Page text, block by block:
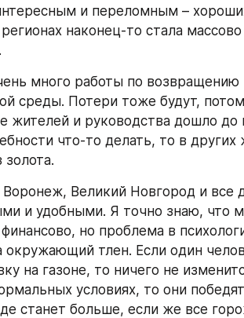
и переломным –
наконец-то стала массово
много работы по возвращению
среды. Потери тоже будут,
жителей и руководства дошло до
что-то делать, то в
Великий Новгород и все
и удобными. Я точно знаю, что
но проблема в
тлен. Если один
на газоне, то ничего не
условиях, то они
станет больше, если же все